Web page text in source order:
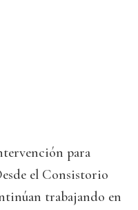
para
el Consistorio
trabajando en